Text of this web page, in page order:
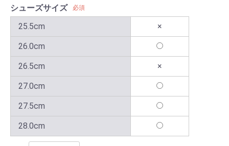
シューズサイズ 必須
25.5cm ×
26.0cm
26.5cm ×
27.0cm
27.5cm
28.0cm